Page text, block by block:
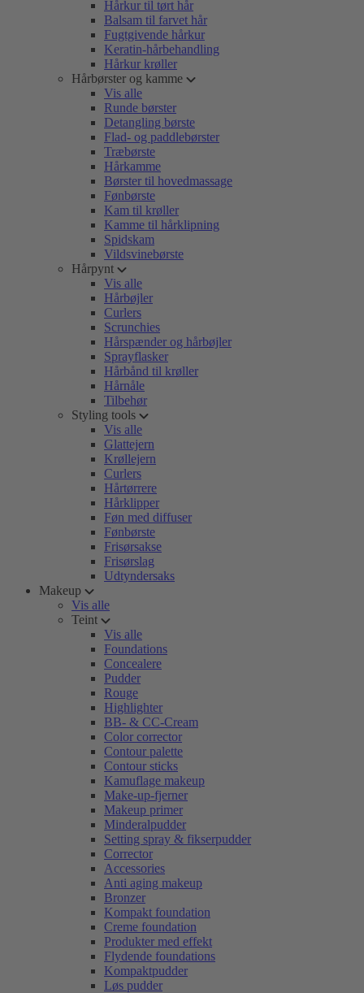
Hårkur til tørt hår
Balsam til farvet hår
Fugtgivende hårkur
Keratin-hårbehandling
Hårkur krøller
Hårbørster og kamme
Vis alle
Runde børster
Detangling børste
Flad- og paddlebørster
Træbørste
Hårkamme
Børster til hovedmassage
Fønbørste
Kam til krøller
Kamme til hårklipning
Spidskam
Vildsvinebørste
Hårpynt
Vis alle
Hårbøjler
Curlers
Scrunchies
Hårspænder og hårbøjler
Sprayflasker
Hårbånd til krøller
Hårnåle
Tilbehør
Styling tools
Vis alle
Glattejern
Krøllejern
Curlers
Hårtørrere
Hårklipper
Føn med diffuser
Fønbørste
Frisørsakse
Frisørslag
Udtyndersaks
Makeup
Vis alle
Teint
Vis alle
Foundations
Concealere
Pudder
Rouge
Highlighter
BB- & CC-Cream
Color corrector
Contour palette
Contour sticks
Kamuflage makeup
Make-up-fjerner
Makeup primer
Minderalpudder
Setting spray & fikserpudder
Corrector
Accessories
Anti aging makeup
Bronzer
Kompakt foundation
Creme foundation
Produkter med effekt
Flydende foundations
Kompaktpudder
Løs pudder